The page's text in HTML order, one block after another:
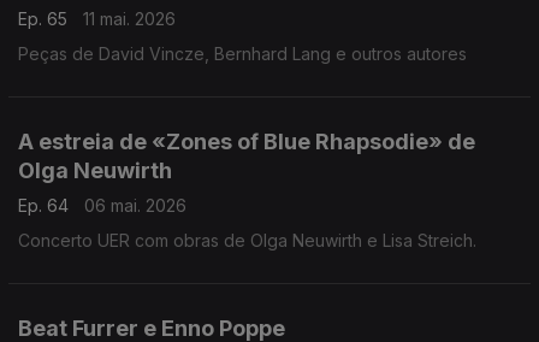
Ep. 65
11 mai. 2026
Peças de David Vincze, Bernhard Lang e outros autores
A estreia de «Zones of Blue Rhapsodie» de
Olga Neuwirth
Ep. 64
06 mai. 2026
Concerto UER com obras de Olga Neuwirth e Lisa Streich.
Beat Furrer e Enno Poppe